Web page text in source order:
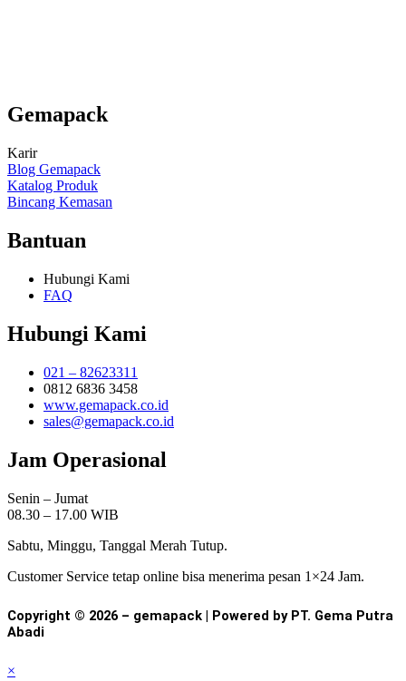
Gemapack
Karir
Blog Gemapack
Katalog Produk
Bincang Kemasan
Bantuan
Hubungi Kami
FAQ
Hubungi Kami
021 – 82623311
0812 6836 3458
www.gemapack.co.id
sales@gemapack.co.id
Jam Operasional
Senin – Jumat
08.30 – 17.00 WIB
Sabtu, Minggu, Tanggal Merah Tutup.
Customer Service tetap online bisa menerima pesan 1×24 Jam.
Copyright © 2026 – gemapack | Powered by PT. Gema Putra
Abadi
×